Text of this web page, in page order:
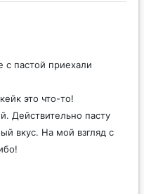
с пастой приехали
это что-то!
Действительно пасту
вкус. На мой взгляд с